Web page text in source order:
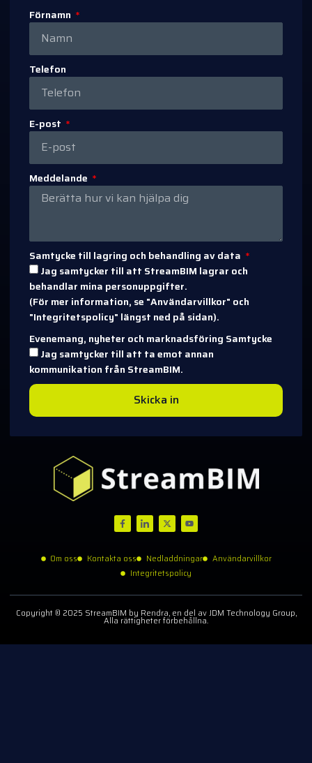
Förnamn
Telefon
E-post
Meddelande
Samtycke till lagring och behandling av data
Jag samtycker till att StreamBIM lagrar och
behandlar mina personuppgifter.
(För mer information, se "Användarvillkor" och
"Integritetspolicy" längst ned på sidan).
Evenemang, nyheter och marknadsföring Samtycke
Jag samtycker till att ta emot annan
kommunikation från StreamBIM.
Skicka in
Om oss Kontakta oss Nedladdningar
Användarvillkor
Integritetspolicy
Copyright © 2025 StreamBIM by Rendra, en del av JDM Technology Group,
Alla rättigheter förbehållna.